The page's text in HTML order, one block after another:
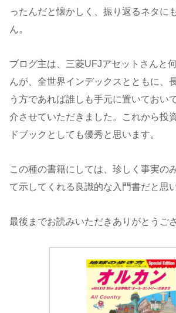
ったんだと懐かしく、振り返るネタに
ん。
ブログ主は、三菱UFJアセットさんと
んが、全世界インデックスとともに、
う方であれば誰しも手元に置いておい
介させていただきました。これから投
ドブックとしても優秀と思います。
この種の書籍にしては、珍しく事実の
て示してくれる良識的な入門書だと思
最後までお読みいただきありがとうご